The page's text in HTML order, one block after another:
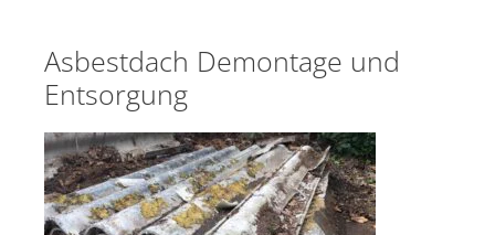
Asbestdach Demontage und
Entsorgung